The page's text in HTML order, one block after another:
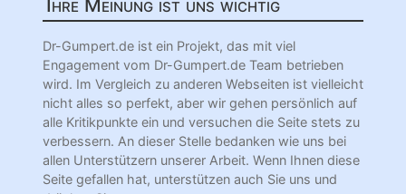
Ihre Meinung ist uns wichtig
Dr-Gumpert.de ist ein Projekt, das mit viel
Engagement vom Dr-Gumpert.de Team betrieben
wird. Im Vergleich zu anderen Webseiten ist vielleicht
nicht alles so perfekt, aber wir gehen persönlich auf
alle Kritikpunkte ein und versuchen die Seite stets zu
verbessern. An dieser Stelle bedanken wie uns bei
allen Unterstützern unserer Arbeit. Wenn Ihnen diese
Seite gefallen hat, unterstützen auch Sie uns und